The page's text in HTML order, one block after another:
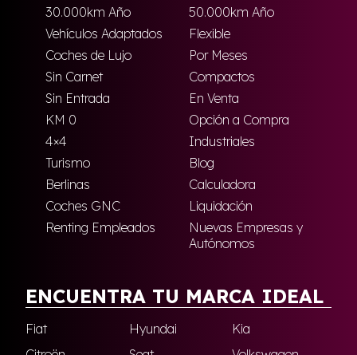
30.000km Año
50.000km Año
Vehículos Adaptados
Flexible
Coches de Lujo
Por Meses
Sin Carnet
Compactos
Sin Entrada
En Venta
KM 0
Opción a Compra
4×4
Industriales
Turismo
Blog
Berlinas
Calculadora
Coches GNC
Liquidación
Renting Empleados
Nuevas Empresas y
Autónomos
ENCUENTRA TU MARCA IDEAL
Fiat Hyundai
Kia